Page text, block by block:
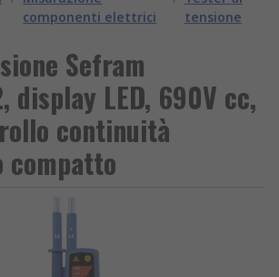
componenti elettrici
tensione
Sefram
display LED, 690V cc,
continuità